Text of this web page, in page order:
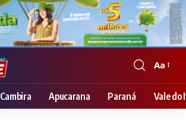
Font
Resizer
Aa
Cambira Apucarana Paraná Vale do